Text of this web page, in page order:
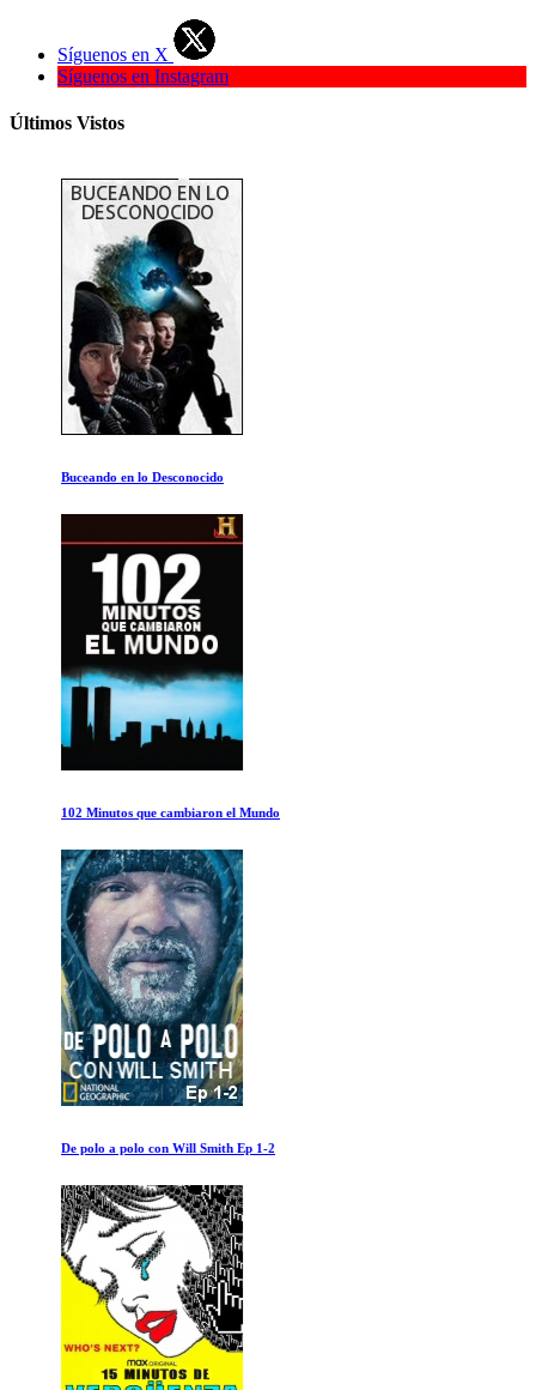
Síguenos en X
Síguenos en Instagram
Últimos Vistos
Buceando en lo Desconocido
102 Minutos que cambiaron el Mundo
De polo a polo con Will Smith Ep 1-2